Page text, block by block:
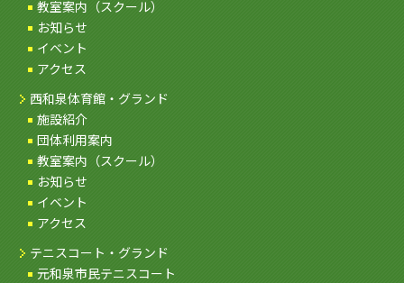
教室案内（スクール）
お知らせ
イベント
アクセス
西和泉体育館・グランド
施設紹介
団体利用案内
教室案内（スクール）
お知らせ
イベント
アクセス
テニスコート・グランド
元和泉市民テニスコート